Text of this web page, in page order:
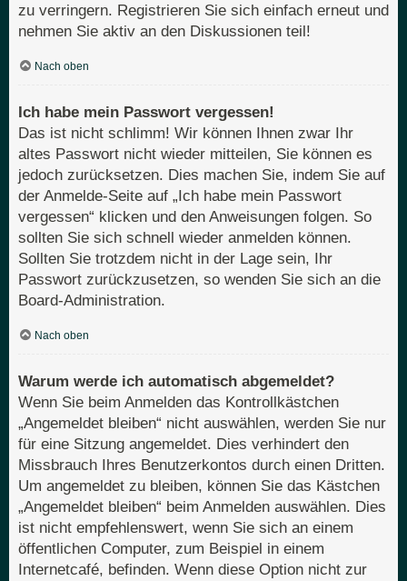
zu verringern. Registrieren Sie sich einfach erneut und
nehmen Sie aktiv an den Diskussionen teil!
Nach oben
Ich habe mein Passwort vergessen!
Das ist nicht schlimm! Wir können Ihnen zwar Ihr
altes Passwort nicht wieder mitteilen, Sie können es
jedoch zurücksetzen. Dies machen Sie, indem Sie auf
der Anmelde-Seite auf „Ich habe mein Passwort
vergessen“ klicken und den Anweisungen folgen. So
sollten Sie sich schnell wieder anmelden können.
Sollten Sie trotzdem nicht in der Lage sein, Ihr
Passwort zurückzusetzen, so wenden Sie sich an die
Board-Administration.
Nach oben
Warum werde ich automatisch abgemeldet?
Wenn Sie beim Anmelden das Kontrollkästchen
„Angemeldet bleiben“ nicht auswählen, werden Sie nur
für eine Sitzung angemeldet. Dies verhindert den
Missbrauch Ihres Benutzerkontos durch einen Dritten.
Um angemeldet zu bleiben, können Sie das Kästchen
„Angemeldet bleiben“ beim Anmelden auswählen. Dies
ist nicht empfehlenswert, wenn Sie sich an einem
öffentlichen Computer, zum Beispiel in einem
Internetcafé, befinden. Wenn diese Option nicht zur